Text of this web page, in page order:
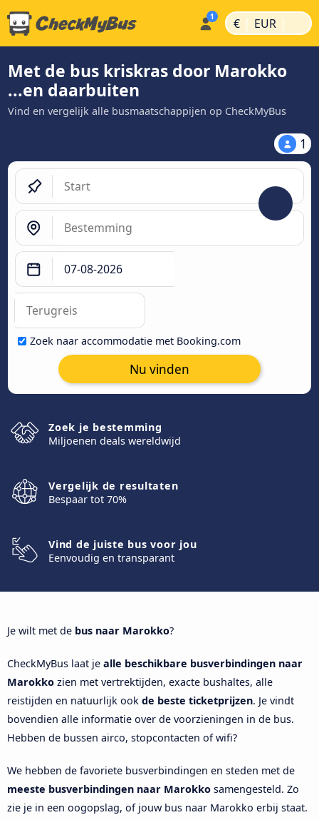
€ | EUR |
Met de bus kriskras door Marokko
...en daarbuiten
Vind en vergelijk alle busmaatschappijen op CheckMyBus
1
Zoek naar accommodatie met Booking.com
Nu vinden
Zoek je bestemming
Miljoenen deals wereldwijd
Vergelijk de resultaten
Bespaar tot 70%
Vind de juiste bus voor jou
Eenvoudig en transparant
Je wilt met de bus naar Marokko?
CheckMyBus laat je alle beschikbare busverbindingen naar
Marokko zien met vertrektijden, exacte bushaltes, alle
reistijden en natuurlijk ook de beste ticketprijzen. Je vindt
bovendien alle informatie over de voorzieningen in de bus.
Hebben de bussen airco, stopcontacten of wifi?
We hebben de favoriete busverbindingen en steden met de
meeste busverbindingen naar Marokko samengesteld. Zo
zie je in een oogopslag, of jouw bus naar Marokko erbij staat.